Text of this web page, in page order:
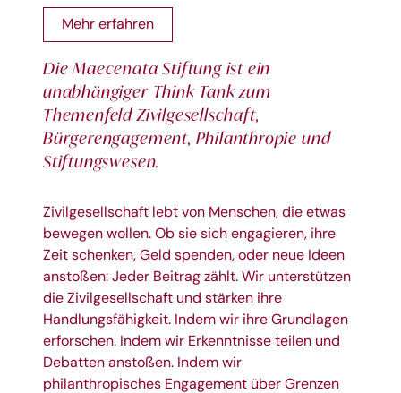
Mehr erfahren
Die Maecenata Stiftung ist ein
unabhängiger Think Tank zum
Themenfeld Zivilgesellschaft,
Bürgerengagement, Philanthropie und
Stiftungswesen.
Zivilgesellschaft lebt von Menschen, die etwas
bewegen wollen. Ob sie sich engagieren, ihre
Zeit schenken, Geld spenden, oder neue Ideen
anstoßen: Jeder Beitrag zählt. Wir unterstützen
die Zivilgesellschaft und stärken ihre
Handlungsfähigkeit. Indem wir ihre Grundlagen
erforschen. Indem wir Erkenntnisse teilen und
Debatten anstoßen. Indem wir
philanthropisches Engagement über Grenzen